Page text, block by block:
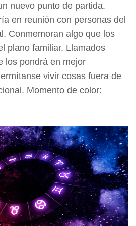
nuevo punto de partida.
en reunión con personas del
Conmemoran algo que los
plano familiar. Llamados
los pondrá en mejor
vivir cosas fuera de
Momento de color: